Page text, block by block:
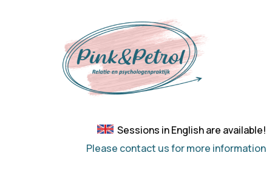
Sessions in English are available!
Please contact us for more information